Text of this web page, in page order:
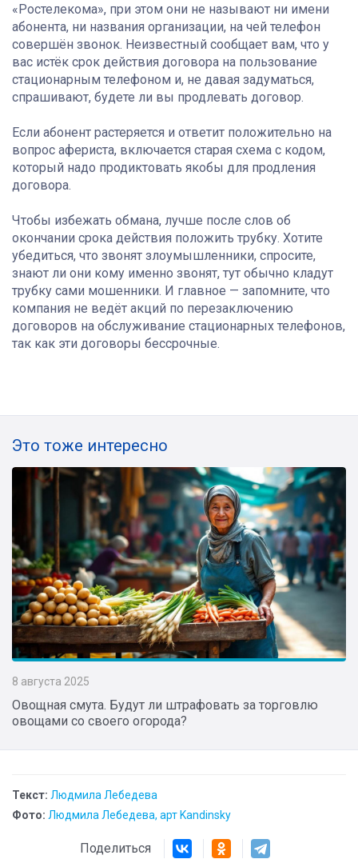
«Ростелекома», при этом они не называют ни имени
абонента, ни названия организации, на чей телефон
совершён звонок. Неизвестный сообщает вам, что у
вас истёк срок действия договора на пользование
стационарным телефоном и, не давая задуматься,
спрашивают, будете ли вы продлевать договор.
Если абонент растеряется и ответит положительно на
вопрос афериста, включается старая схема с кодом,
который надо продиктовать якобы для продления
договора.
Чтобы избежать обмана, лучше после слов об
окончании срока действия положить трубку. Хотите
убедиться, что звонят злоумышленники, спросите,
знают ли они кому именно звонят, тут обычно кладут
трубку сами мошенники. И главное — запомните, что
компания не ведёт акций по перезаключению
договоров на обслуживание стационарных телефонов,
так как эти договоры бессрочные.
Это тоже интересно
8 августа 2025
Овощная смута. Будут ли штрафовать за торговлю
овощами со своего огорода?
Текст: Людмила Лебедева
Фото: Людмила Лебедева, арт Kandinsky
Поделиться